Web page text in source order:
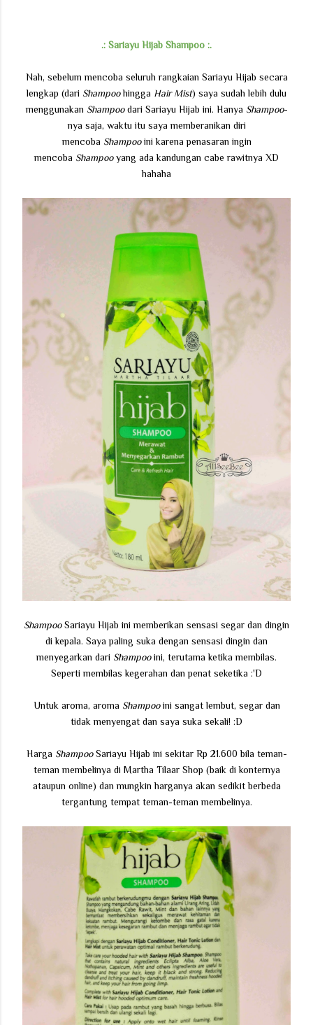
.: Sariayu Hijab Shampoo :.
Nah, sebelum mencoba seluruh rangkaian Sariayu Hijab secara
lengkap (dari Shampoohingga Hair Mist) saya sudah lebih dulu
menggunakan Shampoodari Sariayu Hijab ini. Hanya Shampoo-
nya saja, waktu itu saya memberanikan diri
mencoba Shampooini karena penasaran ingin
mencoba Shampooyang ada kandungan cabe rawitnya XD
hahaha
ShampooSariayu Hijab ini memberikan sensasi segar dan dingin
di kepala. Saya paling suka dengan sensasi dingin dan
menyegarkan dari Shampooini, terutama ketika membilas.
Seperti membilas kegerahan dan penat seketika :'D
Untuk aroma, aroma Shampooini sangat lembut, segar dan
tidak menyengat dan saya suka sekali! :D
Harga ShampooSariayu Hijab ini sekitar Rp 21.600 bila teman-
teman membelinya di Martha Tilaar Shop (baik di konternya
ataupun online) dan mungkin harganya akan sedikit berbeda
tergantung tempat teman-teman membelinya.